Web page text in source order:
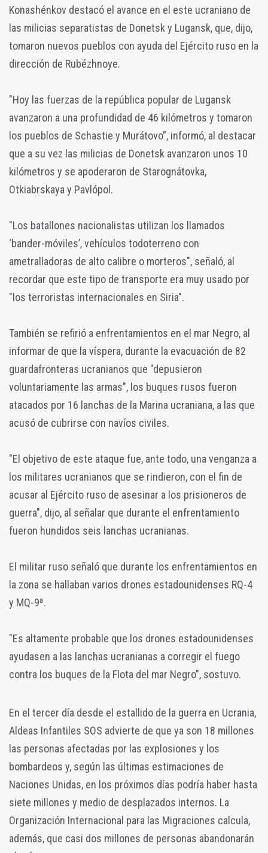
Konashénkov destacó el avance en el este ucraniano de
las milicias separatistas de Donetsk y Lugansk, que, dijo,
tomaron nuevos pueblos con ayuda del Ejército ruso en la
dirección de Rubézhnoye.
"Hoy las fuerzas de la república popular de Lugansk
avanzaron a una profundidad de 46 kilómetros y tomaron
los pueblos de Schastie y Murátovo”, informó, al destacar
que a su vez las milicias de Donetsk avanzaron unos 10
kilómetros y se apoderaron de Starognátovka,
Otkiabrskaya y Pavlópol.
"Los batallones nacionalistas utilizan los llamados
‘bander-móviles’, vehículos todoterreno con
ametralladoras de alto calibre o morteros", señaló, al
recordar que este tipo de transporte era muy usado por
"los terroristas internacionales en Siria".
También se refirió a enfrentamientos en el mar Negro, al
informar de que la víspera, durante la evacuación de 82
guardafronteras ucranianos que "depusieron
voluntariamente las armas", los buques rusos fueron
atacados por 16 lanchas de la Marina ucraniana, a las que
acusó de cubrirse con navíos civiles.
"El objetivo de este ataque fue, ante todo, una venganza a
los militares ucranianos que se rindieron, con el fin de
acusar al Ejército ruso de asesinar a los prisioneros de
guerra", dijo, al señalar que durante el enfrentamiento
fueron hundidos seis lanchas ucranianas.
El militar ruso señaló que durante los enfrentamientos en
la zona se hallaban varios drones estadounidenses RQ-4
y MQ-9ª.
"Es altamente probable que los drones estadounidenses
ayudasen a las lanchas ucranianas a corregir el fuego
contra los buques de la Flota del mar Negro", sostuvo.
En el tercer día desde el estallido de la guerra en Ucrania,
Aldeas Infantiles SOS advierte de que ya son 18 millones
las personas afectadas por las explosiones y los
bombardeos y, según las últimas estimaciones de
Naciones Unidas, en los próximos días podría haber hasta
siete millones y medio de desplazados internos. La
Organización Internacional para las Migraciones calcula,
además, que casi dos millones de personas abandonarán